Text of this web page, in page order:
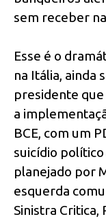
sem receber
Esse é o
na Itália, ainda
presidente
a
BCE, com um
suicídio político
planejado por
esquerda
Sinistra Critica,